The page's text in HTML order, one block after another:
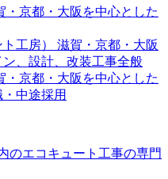
・京都・大阪を中心とした
工房）
滋賀・京都・大阪
、設計、改装工事全般
・京都・大阪を中心とした
中途採用
のエコキュート工事の専門